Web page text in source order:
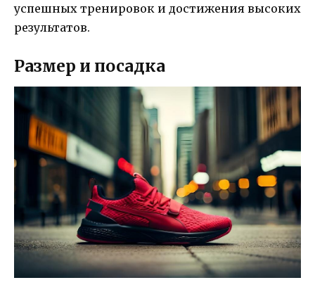
успешных тренировок и достижения высоких
результатов.
Размер и посадка